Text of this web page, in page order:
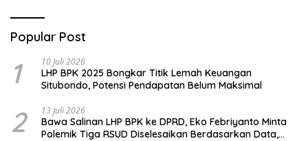
Popular Post
1 10 Juli 2026
LHP BPK 2025 Bongkar Titik Lemah Keuangan
Situbondo, Potensi Pendapatan Belum Maksimal
2 13 Juli 2026
Bawa Salinan LHP BPK ke DPRD, Eko Febriyanto Minta
Polemik Tiga RSUD Diselesaikan Berdasarkan Data,